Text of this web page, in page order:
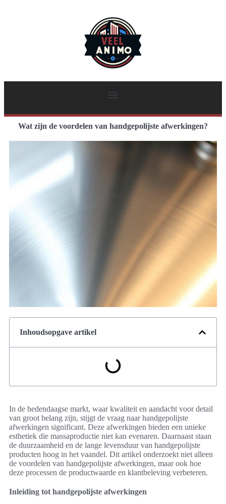
Wat zijn de voordelen van handgepolijste afwerkingen?
Inhoudsopgave artikel
In de hedendaagse markt, waar kwaliteit en aandacht voor detail
van groot belang zijn, stijgt de vraag naar handgepolijste
afwerkingen significant. Deze afwerkingen bieden een unieke
esthetiek die massaproductie niet kan evenaren. Daarnaast staan
de duurzaamheid en de lange levensduur van handgepolijste
producten hoog in het vaandel. Dit artikel onderzoekt niet alleen
de voordelen van handgepolijste afwerkingen, maar ook hoe
deze processen de productwaarde en klantbeleving verbeteren.
Inleiding tot handgepolijste afwerkingen